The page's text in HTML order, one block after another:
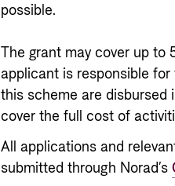
possible.
The grant may cover up
applicant is responsible
this scheme are disbursed
cover the full cost of
All applications and
submitted through Norad’s